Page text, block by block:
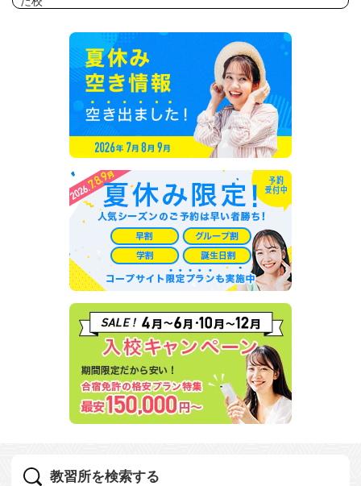
教習所を検索する